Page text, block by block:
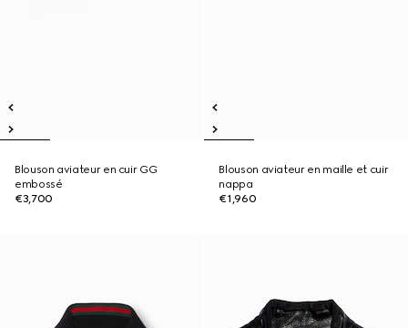
Blouson aviateur en cuir GG
embossé
€3,700
Blouson aviateur en maille et cuir
nappa
€1,960